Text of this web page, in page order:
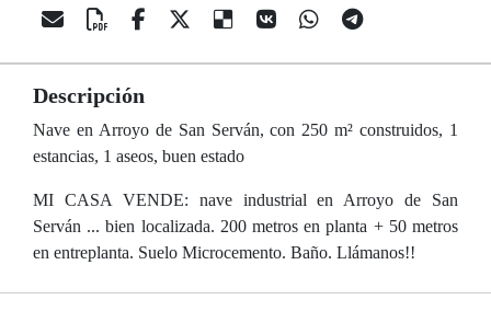
Descripción
Nave en Arroyo de San Serván, con 250 m² construidos, 1
estancias, 1 aseos, buen estado
MI CASA VENDE: nave industrial en Arroyo de San
Serván ... bien localizada. 200 metros en planta + 50 metros
en entreplanta. Suelo Microcemento. Baño. Llámanos!!